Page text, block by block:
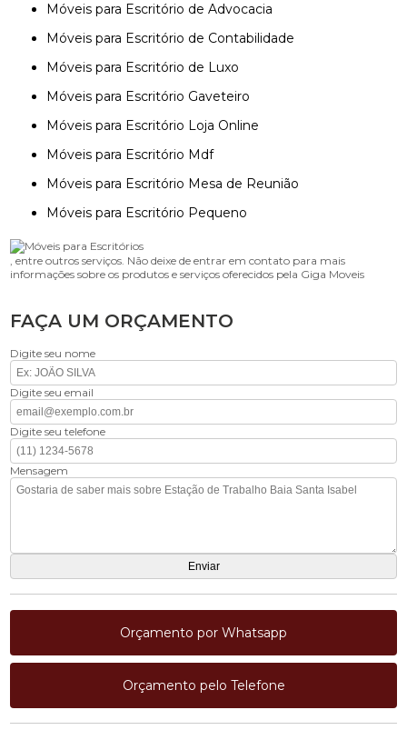
Móveis para Escritório de Advocacia
Móveis para Escritório de Contabilidade
Móveis para Escritório de Luxo
Móveis para Escritório Gaveteiro
Móveis para Escritório Loja Online
Móveis para Escritório Mdf
Móveis para Escritório Mesa de Reunião
Móveis para Escritório Pequeno
, entre outros serviços. Não deixe de entrar em contato para mais
informações sobre os produtos e serviços oferecidos pela Giga Moveis
FAÇA UM ORÇAMENTO
Digite seu nome
Digite seu email
Digite seu telefone
Mensagem
Orçamento por Whatsapp
Orçamento pelo Telefone